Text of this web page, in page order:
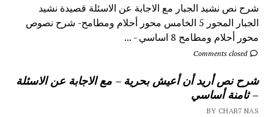
شرح نص نشيد الجبار مع الاجابة عن الاسئلة قصيدة نشيد
الجبار المحور 5 الخامس محور أحلام ومطامح- شرح نصوص
محور أحلام ومطامح 8 اساسي - ...
Comments closed
شرح نص أريد أن أعيش بحرية – مع الاجابة عن الاسئلة
– ثامنة أساسي
BY CHAR7 NAS